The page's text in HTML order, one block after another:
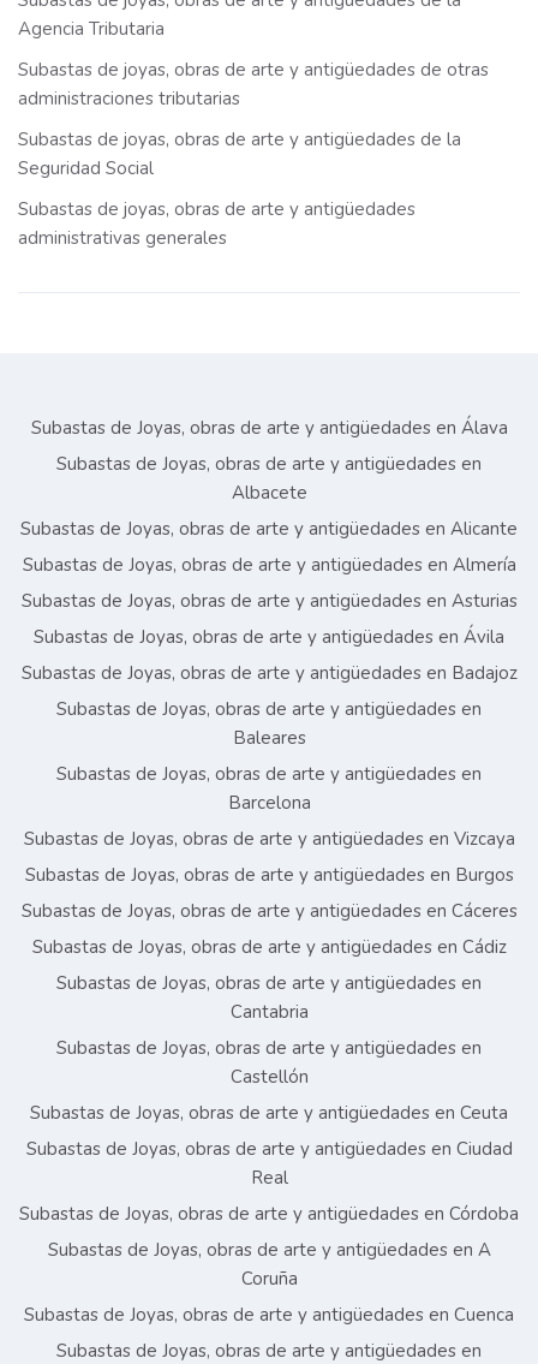
Agencia Tributaria
Subastas de joyas, obras de arte y antigüedades de otras
administraciones tributarias
Subastas de joyas, obras de arte y antigüedades de la
Seguridad Social
Subastas de joyas, obras de arte y antigüedades
administrativas generales
Subastas de Joyas, obras de arte y antigüedades en Álava
Subastas de Joyas, obras de arte y antigüedades en
Albacete
Subastas de Joyas, obras de arte y antigüedades en Alicante
Subastas de Joyas, obras de arte y antigüedades en Almería
Subastas de Joyas, obras de arte y antigüedades en Asturias
Subastas de Joyas, obras de arte y antigüedades en Ávila
Subastas de Joyas, obras de arte y antigüedades en Badajoz
Subastas de Joyas, obras de arte y antigüedades en
Baleares
Subastas de Joyas, obras de arte y antigüedades en
Barcelona
Subastas de Joyas, obras de arte y antigüedades en Vizcaya
Subastas de Joyas, obras de arte y antigüedades en Burgos
Subastas de Joyas, obras de arte y antigüedades en Cáceres
Subastas de Joyas, obras de arte y antigüedades en Cádiz
Subastas de Joyas, obras de arte y antigüedades en
Cantabria
Subastas de Joyas, obras de arte y antigüedades en
Castellón
Subastas de Joyas, obras de arte y antigüedades en Ceuta
Subastas de Joyas, obras de arte y antigüedades en Ciudad
Real
Subastas de Joyas, obras de arte y antigüedades en Córdoba
Subastas de Joyas, obras de arte y antigüedades en A
Coruña
Subastas de Joyas, obras de arte y antigüedades en Cuenca
Subastas de Joyas, obras de arte y antigüedades en